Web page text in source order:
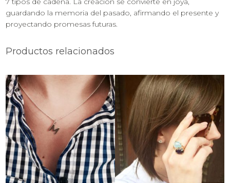
guardando la memoria del pasado, afirmando el presente y
proyectando promesas futuras.
Productos relacionados